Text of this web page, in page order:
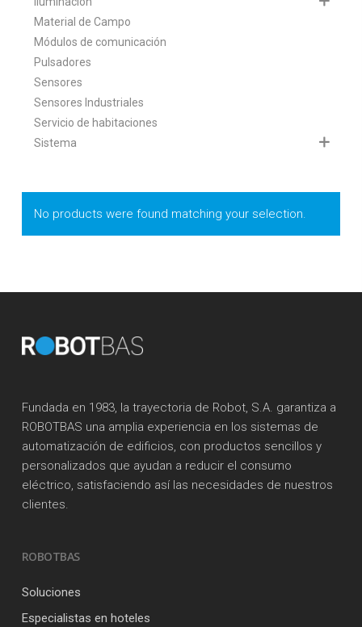
Material de Campo
Módulos de comunicación
Pulsadores
Sensores
Sensores Industriales
Servicio de habitaciones
Sistema
No products were found matching your selection.
Fundada en 1983, la trayectoria de Robot, S.A. garantiza a
ROBOTBAS una amplia experiencia en los sistemas de
automatización de edificios, con productos sencillos y
personalizados que ayudan a reducir el consumo
eléctrico, satisfaciendo así las necesidades de nuestros
clientes.
ROBOTBAS
Soluciones
Especialistas en hoteles